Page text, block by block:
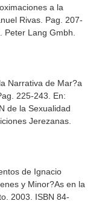
a la
Rivas. Pag. 207-
Peter Lang Gmbh.
Narrativa de Mar?a
225-243. En:
de la Sexualidad
Jerezanas.
de Ignacio
y Minor?As en la
2003. ISBN 84-